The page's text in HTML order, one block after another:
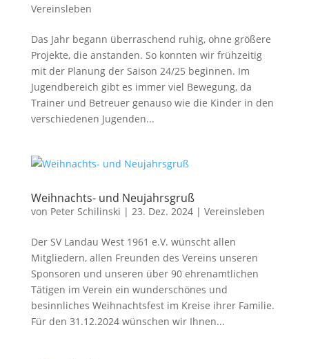
Vereinsleben
Das Jahr begann überraschend ruhig, ohne größere
Projekte, die anstanden. So konnten wir frühzeitig
mit der Planung der Saison 24/25 beginnen. Im
Jugendbereich gibt es immer viel Bewegung, da
Trainer und Betreuer genauso wie die Kinder in den
verschiedenen Jugenden...
Weihnachts- und Neujahrsgruß
von Peter Schilinski | 23. Dez. 2024| Vereinsleben
Der SV Landau West 1961 e.V. wünscht allen
Mitgliedern, allen Freunden des Vereins unseren
Sponsoren und unseren über 90 ehrenamtlichen
Tätigen im Verein ein wunderschönes und
besinnliches Weihnachtsfest im Kreise ihrer Familie.
Für den 31.12.2024 wünschen wir Ihnen...